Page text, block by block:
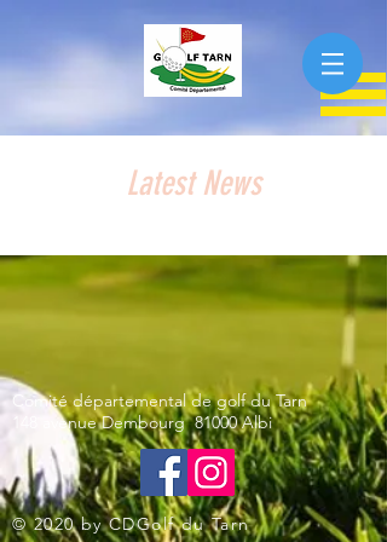
Latest News
Comité départemental de golf du Tarn
148 avenue Dembourg 81000 Albi
© 2020 by CDGolf du Tarn